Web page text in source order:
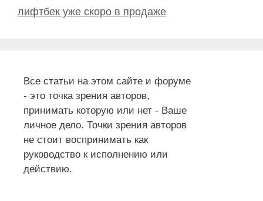
лифтбек уже скоро в продаже
Все статьи на этом сайте и форуме
- это точка зрения авторов,
принимать которую или нет - Ваше
личное дело. Точки зрения авторов
не стоит воспринимать как
руководство к исполнению или
действию.